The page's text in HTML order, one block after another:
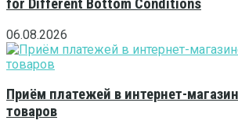
for Different Bottom Conditions
06.08.2026
Приём платежей в интернет-
товаров